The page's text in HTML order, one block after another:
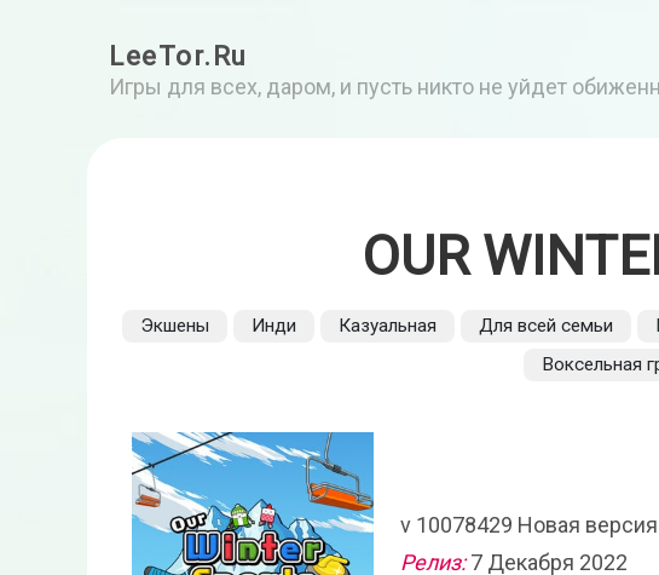
LeeTor.Ru
Игры для всех, даром, и пусть никто не уйдет
OUR
Экшены Инди Казуальная Для всей семьи
Воксельная
v 10078429 Новая версия
Релиз:7 Декабря 2022